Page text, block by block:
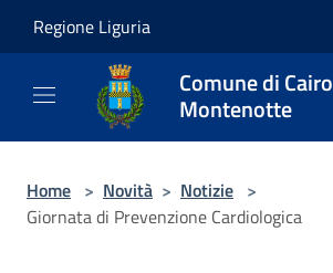
Regione Liguria
Comune di Cairo
Montenotte
Home > Novità > Notizie >
Giornata di Prevenzione Cardiologica